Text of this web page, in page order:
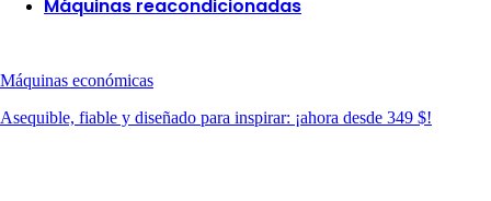
Máquinas reacondicionadas
Máquinas económicas
Asequible, fiable y diseñado para inspirar: ¡ahora desde 349 $!